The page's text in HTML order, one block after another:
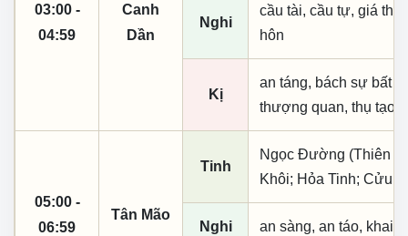
03:00 -
04:59
Canh
Dần
Nghi
cầu tài, cầu tự, giá
hôn
Kị
an táng, bách sự bất
thượng quan, thụ tạo,
05:00 -
06:59
Tân Mão
Tinh
Ngọc Đường (Thiên
Khôi; Hỏa Tinh; Cửu
Nghi an sàng, an táo, khai